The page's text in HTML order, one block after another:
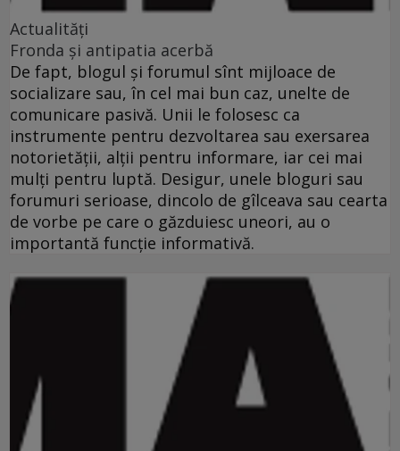
Actualități
Fronda şi antipatia acerbă
De fapt, blogul şi forumul sînt mijloace de
socializare sau, în cel mai bun caz, unelte de
comunicare pasivă. Unii le folosesc ca
instrumente pentru dezvoltarea sau exersarea
notorietăţii, alţii pentru informare, iar cei mai
mulţi pentru luptă. Desigur, unele bloguri sau
forumuri serioase, dincolo de gîlceava sau cearta
de vorbe pe care o găzduiesc uneori, au o
importantă funcţie informativă.